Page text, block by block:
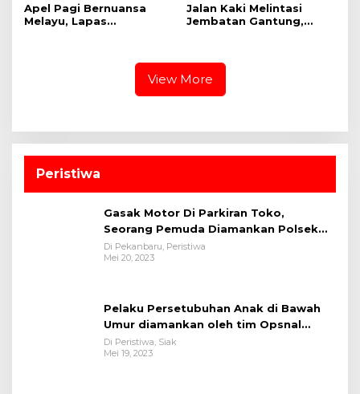
Apel Pagi Bernuansa
Melayu, Lapas
Jalan Kaki Melintasi
Jembatan Gantung,
Presisi
View More
Peristiwa
Gasak Motor Di Parkiran Toko,
Seorang Pemuda Diamankan Polsek
Bukit Raya
Di Pekanbaru, Peristiwa
Mei 20, 2023
Pelaku Persetubuhan Anak di Bawah
Umur diamankan oleh tim Opsnal
Polsek Tualang-Polres Siak-Polda Riau
Di Peristiwa, Siak
Mei 19, 2023